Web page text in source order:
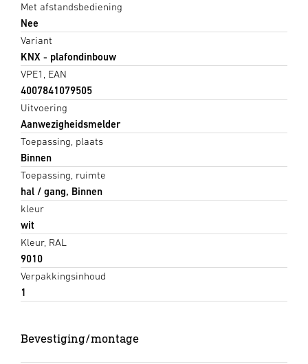
Met afstandsbediening
Nee
Variant
KNX - plafondinbouw
VPE1, EAN
4007841079505
Uitvoering
Aanwezigheidsmelder
Toepassing, plaats
Binnen
Toepassing, ruimte
hal / gang, Binnen
kleur
wit
Kleur, RAL
9010
Verpakkingsinhoud
1
Bevestiging/montage